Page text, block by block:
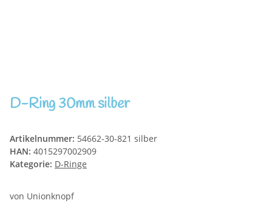
D-Ring 30mm silber
Artikelnummer: 54662-30-821 silber
HAN: 4015297002909
Kategorie: D-Ringe
von Unionknopf